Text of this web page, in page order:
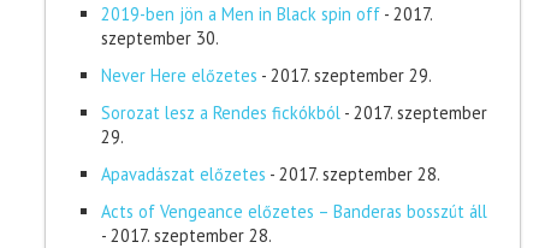
2019-ben jön a Men in Black spin off - 2017.
szeptember 30.
Never Here előzetes - 2017. szeptember 29.
Sorozat lesz a Rendes fickókból - 2017. szeptember
29.
Apavadászat előzetes - 2017. szeptember 28.
Acts of Vengeance előzetes – Banderas bosszút áll
- 2017. szeptember 28.